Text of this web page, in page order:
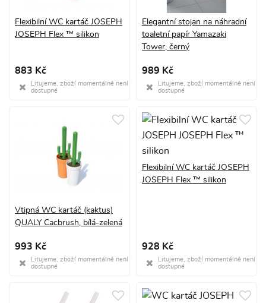
Flexibilní WC kartáč JOSEPH
JOSEPH Flex ™ silikon
883 Kč
Litujeme, zboží momentálně není
dostupné
Elegantní stojan na náhradní
toaletní papír Yamazaki
Tower, černý
989 Kč
Litujeme, zboží momentálně není
dostupné
Vtipná WC kartáč (kaktus)
QUALY Cacbrush, bílá-zelená
993 Kč
Litujeme, zboží momentálně není
dostupné
Flexibilní WC kartáč JOSEPH
JOSEPH Flex ™ silikon
928 Kč
Litujeme, zboží momentálně není
dostupné